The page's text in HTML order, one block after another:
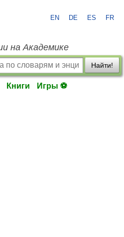
EN DE ES FR
на Академике
Найти!
Книги Игры ⚽